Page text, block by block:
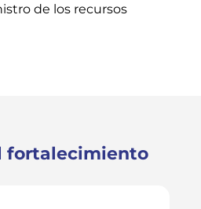
de los recursos
fortalecimiento